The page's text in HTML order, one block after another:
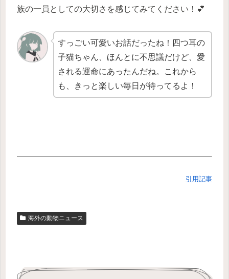
族の一員としての大切さを感じてみてください！💕
すっごい可愛いお話だったね！四つ耳の
子猫ちゃん、ほんとに不思議だけど、愛
される運命にあったんだね。これから
も、きっと楽しい毎日が待ってるよ！
引用記事
海外の動物ニュース